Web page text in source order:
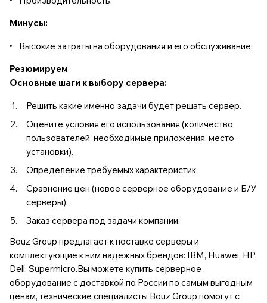
Минусы:
Высокие затраты на оборудования и его обслуживание.
Резюмируем
Основные шаги к выбору сервера:
Решить какие именно задачи будет решать сервер.
Оцените условия его использования (количество
пользователей, необходимые приложения, место
установки).
Определение требуемых характеристик.
Сравнение цен (новое серверное оборудование и Б/У
серверы).
Заказ сервера под задачи компании.
Bouz Group предлагает к поставке серверы и
комплектующие к ним надежных брендов: IBM, Huawei, HP,
Dell, Supermicro.Вы можете купить серверное
оборудование с доставкой по России по самым выгодным
ценам, технические специалисты Bouz Group помогут с